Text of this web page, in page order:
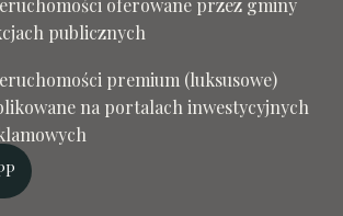
oferowane przez gminy
publicznych
premium (luksusowe)
na portalach inwestycyjnych